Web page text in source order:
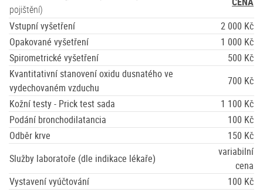
pojištění)
Vstupní vyšetření
2 000 Kč
Opakované vyšetření
1 000 Kč
Spirometrické vyšetření
500 Kč
Kvantitativní stanovení oxidu dusnatého ve
vydechovaném vzduchu
700 Kč
Kožní testy - Prick test sada
1 100 Kč
Podání bronchodilatancia
100 Kč
Odběr krve
150 Kč
Služby laboratoře (dle indikace lékaře)
variabilní
cena
Vystavení vyúčtování
100 Kč